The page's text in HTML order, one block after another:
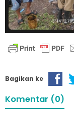
Bagikan ke
Komentar (0)